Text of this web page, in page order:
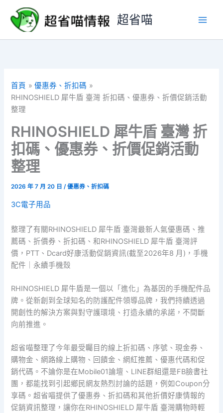
要
超省喵
首頁
優惠券、折扣碼
RHINOSHIELD 犀牛盾 臺灣 折扣碼、優惠券、折價促銷活動
整理
RHINOSHIELD 犀牛盾 臺灣 折
扣碼、優惠券、折價促銷活動
整理
2026 年 7 月 20 日/優惠券、折扣碼
3C電子用品
整理了有關RHINOSHIELD 犀牛盾 臺灣最新人氣優惠碼、推
薦碼、折價券、折扣碼、和RHINOSHIELD 犀牛盾 臺灣評
價，PTT、Dcard好康活動促銷資訊(截至2026年8 月)，手機
配件｜永續手機殼
RHINOSHIELD 犀牛盾是一個以「進化」為基因的手機配件品
牌。從新創到全球知名的防護配件領導品牌，我們持續透過
開創性的解決方案與對守護環境、打造永續的承諾，不間斷
向前推進。
超省喵整理了今年最受矚目的線上折扣碼、序號、現金券、
購物金、網路線上購物、回饋金、網紅推薦、優惠代碼和促
銷代碼。不論你是在Mobile01論壇、LINE群組還是FB臉書社
團，都能找到引起鄉民網友熱烈討論的話題，例如Coupon分
享碼。超省喵提供了優惠券、折扣碼和其他折價好康情報的
促銷資訊整理，讓你在RHINOSHIELD 犀牛盾 臺灣購物時輕